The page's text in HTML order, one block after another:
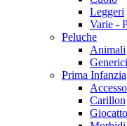
Leggeri
Varie -
Peluche
Animali
Generici
Prima Infanzia
Carillon